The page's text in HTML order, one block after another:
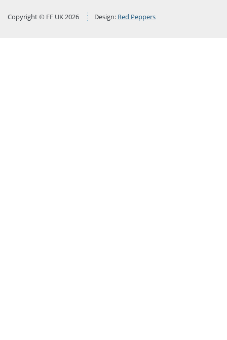
Copyright © FF UK 2026 Design: Red Peppers